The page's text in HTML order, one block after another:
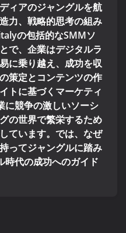
ィアのジャングルを航
力、戦略的思考の組み
の包括的なSMMソ
で、企業はデジタルラ
に乗り越え、成功を収
策定とコンテンツの作
トに基づくマーケティ
に競争の激しいソーシ
の世界で繁栄するため
ています。では、なぜ
ってジャングルに踏み
代の成功へのガイド